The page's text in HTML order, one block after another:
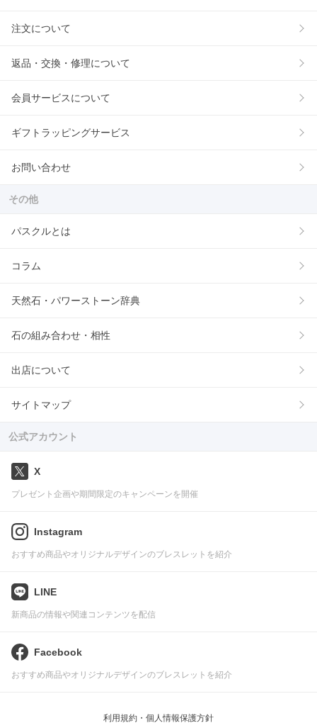
注文について
返品・交換・修理について
会員サービスについて
ギフトラッピングサービス
お問い合わせ
その他
パスクルとは
コラム
天然石・パワーストーン辞典
石の組み合わせ・相性
出店について
サイトマップ
公式アカウント
X
プレゼント企画や期間限定のキャンペーンを開催
Instagram
おすすめ商品やオリジナルデザインのブレスレットを紹介
LINE
新商品の情報や関連コンテンツを配信
Facebook
おすすめ商品やオリジナルデザインのブレスレットを紹介
利用規約・個人情報保護方針